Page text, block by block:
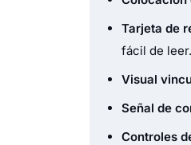
Tarjeta de
fácil de leer.
Visual
Señal de
Controles